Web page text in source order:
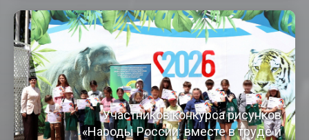
Участников конкурса рисунков
«Народы России: вместе в труде и